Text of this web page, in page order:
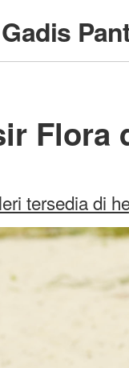
Gadis
Flora
tersedia di